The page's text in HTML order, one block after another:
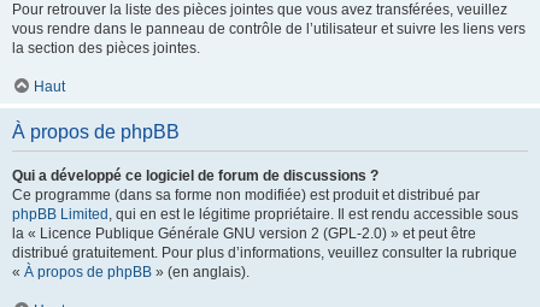
Pour retrouver la liste des pièces jointes que vous avez transférées, veuillez
vous rendre dans le panneau de contrôle de l’utilisateur et suivre les liens vers
la section des pièces jointes.
Haut
À propos de phpBB
Qui a développé ce logiciel de forum de discussions ?
Ce programme (dans sa forme non modifiée) est produit et distribué par
phpBB Limited , qui en est le légitime propriétaire. Il est rendu accessible sous
la « Licence Publique Générale GNU version 2 (GPL-2.0) » et peut être
distribué gratuitement. Pour plus d’informations, veuillez consulter la rubrique
« À propos de phpBB » (en anglais).